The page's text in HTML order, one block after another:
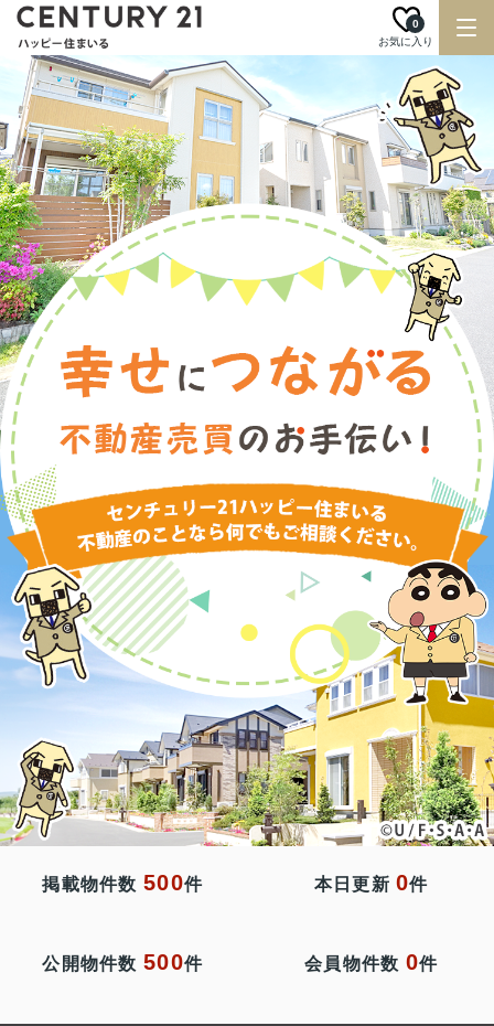
お気に入り
0
掲載物件数500件 本日更新0件
公開物件数500件 会員物件数 0件